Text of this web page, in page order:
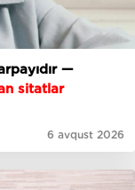
—
sitatlar
6 avqust 2026